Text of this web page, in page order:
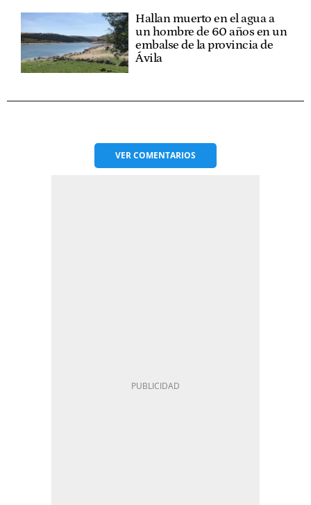
Hallan muerto en el agua a
un hombre de 60 años en un
embalse de la provincia de
Ávila
VERCOMENTARIOS